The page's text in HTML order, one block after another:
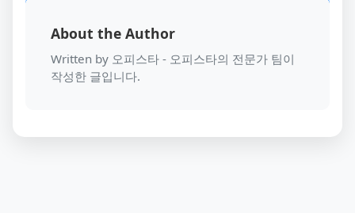
About the Author
Written by 오피스타 - 오피스타의 전문가 팀이
작성한 글입니다.